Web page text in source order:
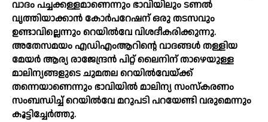
വാദം പച്ചക്കള്ളമാണെന്നും ഭാവിയിലും ടണല്‍
വൃത്തിയാക്കാന്‍ കോര്‍പറേഷന് ഒരു തടസവും
ഉണ്ടാവില്ലെന്നും റെയില്‍വേ വിശദീകരിക്കുന്നു.
അതേസമയം എഡിഎംആറിന്റെ വാദങ്ങള്‍ തള്ളിയ
മേയര്‍ ആര്യ രാജേന്ദ്രന്‍ പിറ്റ് ലൈനിന് താഴെയുള്ള
മാലിന്യങ്ങളുടെ ചുമതല റെയില്‍വേയ്ക്ക്
തന്നെയാണെന്നും ഭാവിയില്‍ മാലിന്യ സംസ്‌കരണം
സംബന്ധിച്ച് റെയില്‍വേ മറുപടി പറയേണ്ടി വരുമെന്നും
കൂട്ടിച്ചേര്‍ത്തു.